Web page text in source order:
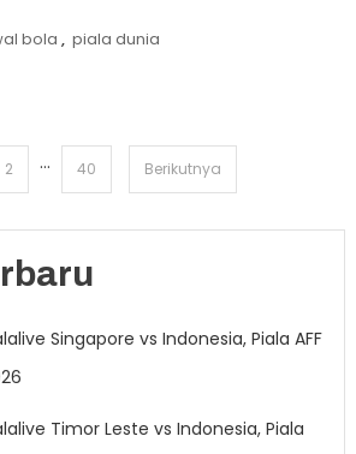
bola , piala dunia
2 … 40 Berikutnya
Singapore vs Indonesia, Piala AFF
Timor Leste vs Indonesia, Piala